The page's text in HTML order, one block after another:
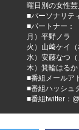
曜日別の女性
■パーソナリテ
■パートナー：
月）平野ノラ
火）山﨑ケイ（
水）安藤なつ（
木）箕輪はるか
■番組メールア
■番組ハッシュ
■番組twitter：